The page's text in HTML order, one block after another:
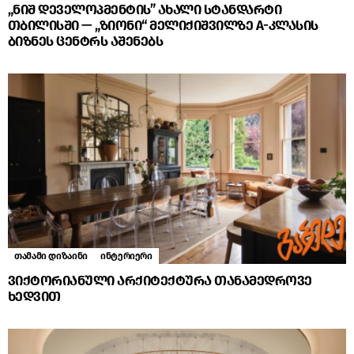
„ნიშ დეველოპმენტის” ახალი სტანდარტი
თბილისში — „ზიონი“ მელიქიშვილზე A-კლასის
ბიზნეს ცენტრს აშენებს
თამამი დიზაინი ინტერიერი
ვიქტორიანული არქიტექტურა თანამედროვე
ხედვით